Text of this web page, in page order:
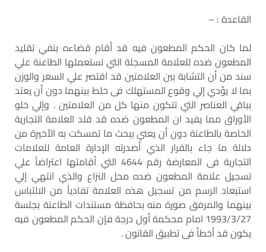
القاعدة : –
لما كان الحكم المطعون فيه قد أقام قضاءه بنفي تقليد
المطعون ضده للعلامة المسجلة التي تستعملها الطاعنة علي
سند من أن التشابة بين العلامتين قد اقتصر علي السعر والوزن
بما لا يؤدي إلي وقوع المستهلك فى خلط بينهما دون أن يعتد
بباقي العناصر التي تتكون منها كل من العلامتين . وإلي خلو
الأوراق مما يفيد ان المطعون ضده قد قلد العلامة التجارية
الخاصة بالطاعنة دون أن يعني ببحث ما تمسكت به الأخيرة من
دلالة ما جاء بالقرار الذي أصدرته الإدارة العامة للعلامات
التجارية فى المعارضة رقم 4644 التي أقامتها اعتراضاً علي
تسجيل علامة المطعون ضده محل النزاع والذي انتهي إلي
استبعاد الرسم من تسجيل هذه العلامة تفادياً من الالتباس
بينهما والمرفق صورة منه بحافظة مستندات الطاعنة بجلسة
1993/3/27 امام محكمة أول درجة فإن الحكم المطعون فيه
يكون قد أخطأ فى تطبيق القانون .